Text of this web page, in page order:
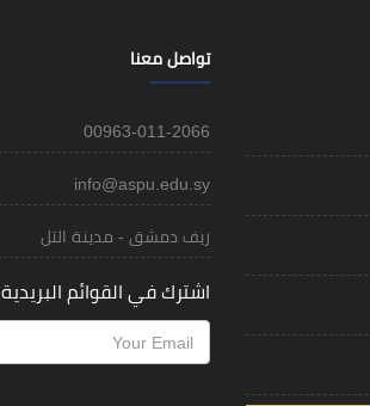
تواصل معنا
00963-011-2066
info@aspu.edu.sy
ريف دمشق - مدينة التل
اشترك في القوائم البريدية